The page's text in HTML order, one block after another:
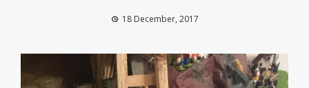
18 December, 2017